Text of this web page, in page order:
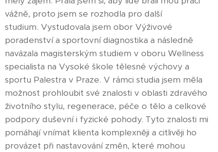
vážně, proto jsem se rozhodla pro další
studium. Vystudovala jsem obor Výživové
poradenství a sportovní diagnostika a následně
navázala magisterským studiem v oboru Wellness
specialista na Vysoké škole tělesné výchovy a
sportu Palestra v Praze. V rámci studia jsem měla
možnost prohloubit své znalosti v oblasti zdravého
životního stylu, regenerace, péče o tělo a celkové
podpory duševní i fyzické pohody. Tyto znalosti mi
pomáhají vnímat klienta komplexněji a citlivěji ho
provázet při nastavování změn, které mohou